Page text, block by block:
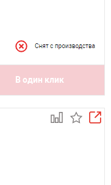
В один клик